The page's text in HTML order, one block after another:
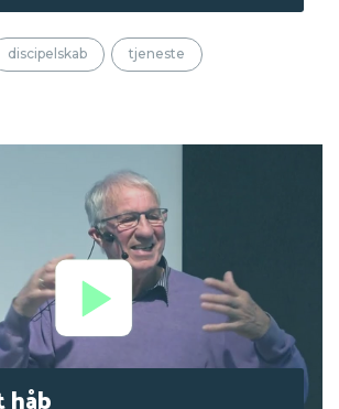
1 i 2022, som blev afholdt
Strand Camping.
discipelskab tjeneste
håb